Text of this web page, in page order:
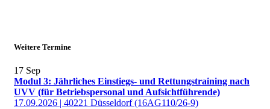
Weitere Termine
17 Sep
Modul 3: Jährliches Einstiegs- und Rettungstraining nach
UVV (für Betriebspersonal und Aufsichtführende)
17.09.2026 | 40221 Düsseldorf (16AG110/26-9)